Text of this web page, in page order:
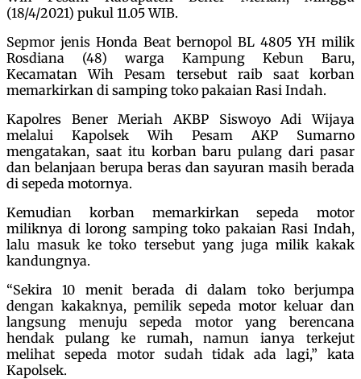
(18/4/2021) pukul 11.05 WIB.
Sepmor jenis Honda Beat bernopol BL 4805 YH milik
Rosdiana (48) warga Kampung Kebun Baru,
Kecamatan Wih Pesam tersebut raib saat korban
memarkirkan di samping toko pakaian Rasi Indah.
Kapolres Bener Meriah AKBP Siswoyo Adi Wijaya
melalui Kapolsek Wih Pesam AKP Sumarno
mengatakan, saat itu korban baru pulang dari pasar
dan belanjaan berupa beras dan sayuran masih berada
di sepeda motornya.
Kemudian korban memarkirkan sepeda motor
miliknya di lorong samping toko pakaian Rasi Indah,
lalu masuk ke toko tersebut yang juga milik kakak
kandungnya.
“Sekira 10 menit berada di dalam toko berjumpa
dengan kakaknya, pemilik sepeda motor keluar dan
langsung menuju sepeda motor yang berencana
hendak pulang ke rumah, namun ianya terkejut
melihat sepeda motor sudah tidak ada lagi,” kata
Kapolsek.